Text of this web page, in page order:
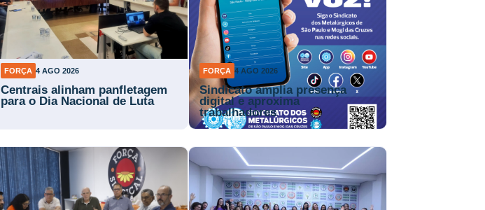
FORÇA 4 AGO 2026
Centrais alinham panfletagem
para o Dia Nacional de Luta
FORÇA 4 AGO 2026
Sindicato amplia presença
digital e aproxima
trabalhadores